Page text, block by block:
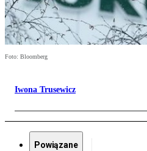
Foto: Bloomberg
Iwona Trusewicz
Powiązane